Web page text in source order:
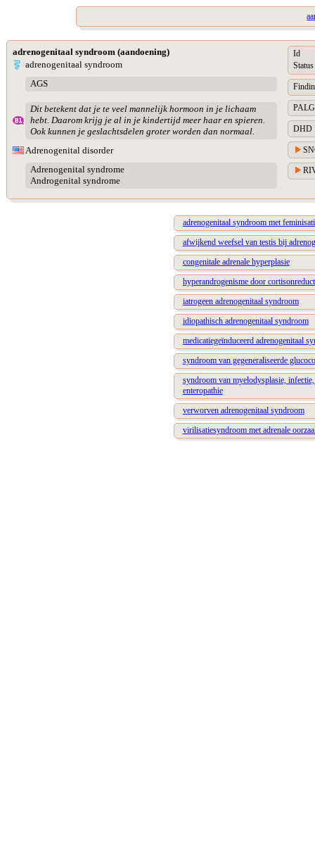
adrenogenitaal syndroom (aandoening)
adrenogenitaal syndroom
AGS
Dit betekent dat je te veel mannelijk hormoon in je lichaam
hebt. Daarom krijg je al in je kindertijd meer haar en spieren.
Ook kunnen je geslachtsdelen groter worden dan normaal.
Adrenogenital disorder
Adrenogenital syndrome
Androgenital syndrome
Id
Status
DHD
adrenogenitaal syndroom met
afwijkend weefsel van testis bij
congenitale adrenale hyperplasie
hyperandrogenisme door
iatrogeen adrenogenitaal syndroom
idiopathisch adrenogenitaal syndroom
medicatiegeïnduceerd adrenogenitaal
syndroom van gegeneraliseerde
syndroom van myelodysplasie,
enteropathie
verworven adrenogenitaal syndroom
virilisatiesyndroom met adrenale